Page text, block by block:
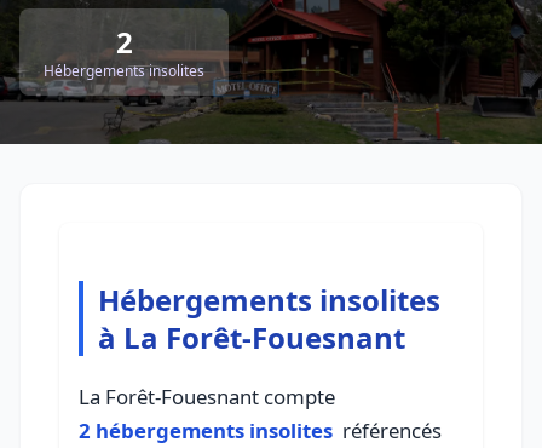
2
Hébergements insolites
Hébergements insolites
à La Forêt-Fouesnant
La Forêt-Fouesnant compte
2 hébergements insolites référencés